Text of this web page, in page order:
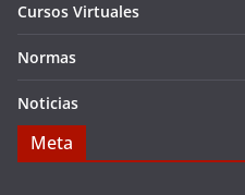
Cursos Virtuales
Normas
Noticias
Meta